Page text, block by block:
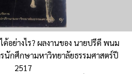
ด้อย่างไร? ผลงานของ นายปรีดี พนม
นักศึกษามหาวิทยาลัยธรรมศาสตร์ปี
2517